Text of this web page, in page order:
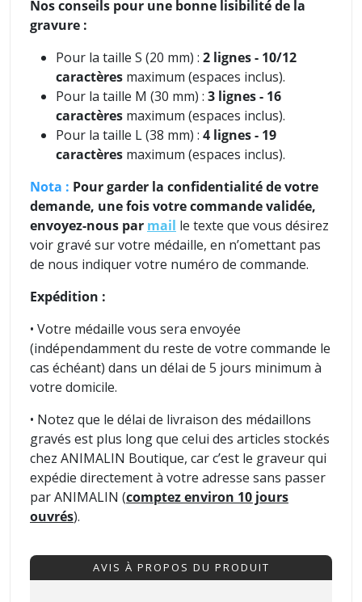
Nos conseils pour une bonne lisibilité de la
gravure :
Pour la taille S (20 mm) : 2 lignes - 10/12
caractères maximum (espaces inclus).
Pour la taille M (30 mm) : 3 lignes- 16
caractères maximum (espaces inclus).
Pour la taille L (38 mm) : 4 lignes - 19
caractères maximum (espaces inclus).
Nota : Pour garder la confidentialité de votre
demande, une fois votre commande validée,
envoyez-nous par mail le texte que vous désirez
voir gravé sur votre médaille, en n’omettant pas
de nous indiquer votre numéro de commande.
Expédition :
• Votre médaille vous sera envoyée
(indépendamment du reste de votre commande le
cas échéant) dans un délai de 5 jours minimum à
votre domicile.
• Notez que le délai de livraison des médaillons
gravés est plus long que celui des articles stockés
chez ANIMALIN Boutique, car c’est le graveur qui
expédie directement à votre adresse sans passer
par ANIMALIN (comptez environ 10 jours
ouvrés).
AVIS À PROPOS DU PRODUIT